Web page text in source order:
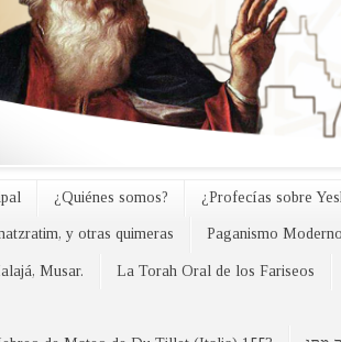
¿Quiénes somos? ¿Profecías sobre
y otras quimeras Paganismo
Musar. La Torah Oral de los Fariseos